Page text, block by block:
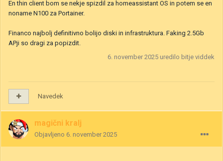
En thin client bom se nekje spizdil za homeassistant OS in potem se en
noname N100 za Portainer.
Financo najbolj definitivno bolijo diski in infrastruktura. Faking 2.5Gb
APji so dragi za popizdit.
6. november 2025 uredilo bitje viddek
Navedek
magični kralj
Objavljeno 6. november 2025